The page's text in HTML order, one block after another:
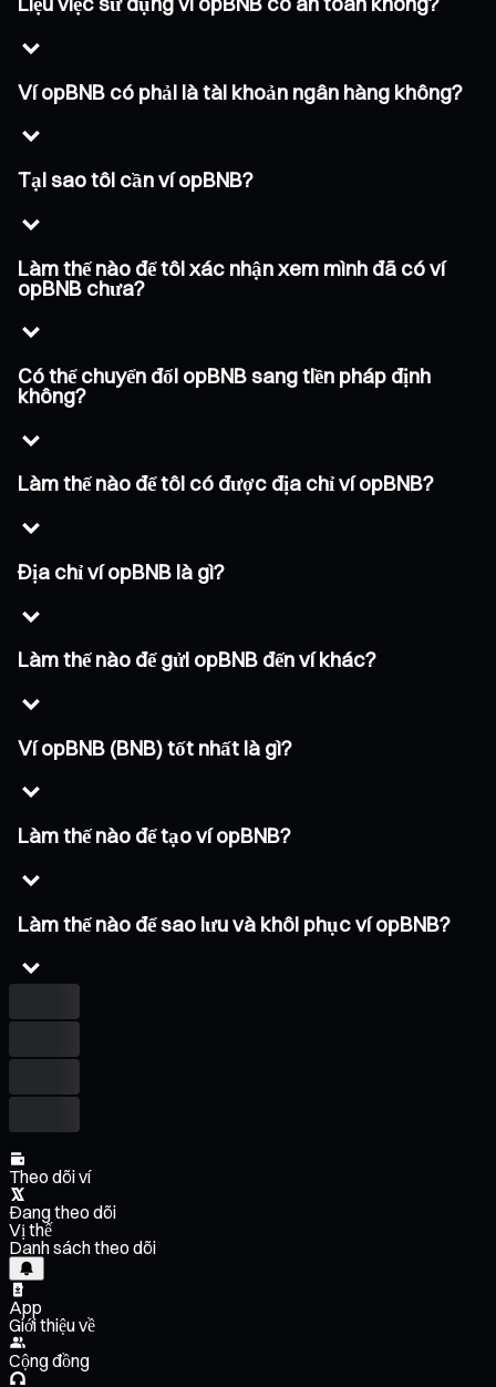
Ví opBNB có phải là tài khoản ngân hàng không?
Tại sao tôi cần ví opBNB?
Làm thế nào để tôi xác nhận xem mình đã có ví
opBNB chưa?
Có thể chuyển đổi opBNB sang tiền pháp định
không?
Làm thế nào để tôi có được địa chỉ ví opBNB?
Địa chỉ ví opBNB là gì?
Làm thế nào để gửi opBNB đến ví khác?
Ví opBNB (BNB) tốt nhất là gì?
Làm thế nào để tạo ví opBNB?
Làm thế nào để sao lưu và khôi phục ví opBNB?
Theo dõi ví
Đang theo dõi
Vị thế
Danh sách theo dõi
App
Giới thiệu về
Cộng đồng